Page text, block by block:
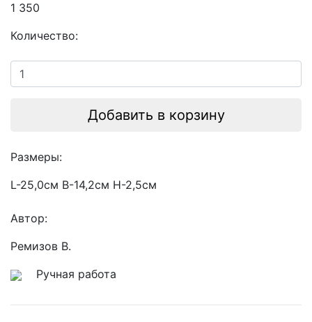
1 350
Количество:
Добавить в корзину
Размеры:
L-25,0см В-14,2см Н-2,5см
Автор:
Ремизов В.
Ручная работа